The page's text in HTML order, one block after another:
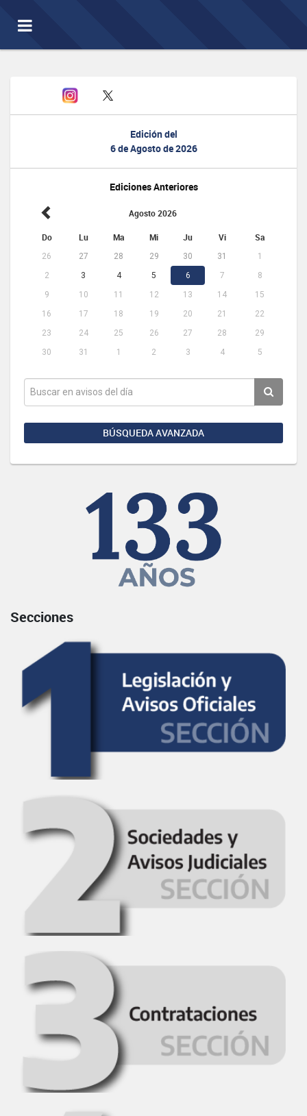
Toggle
navigation
Edición del
6 de Agosto de 2026
Ediciones Anteriores
Agosto 2026
Do Lu Ma Mi Ju Vi Sa
26 27 28 29 30 31
1
2
3 4 5 6 7
8
9
10 11 12 13 14
15
16
17 18 19 20 21
22
23
24 25 26 27 28
29
30
31 1 2 3 4 5
BÚSQUEDA AVANZADA
Secciones